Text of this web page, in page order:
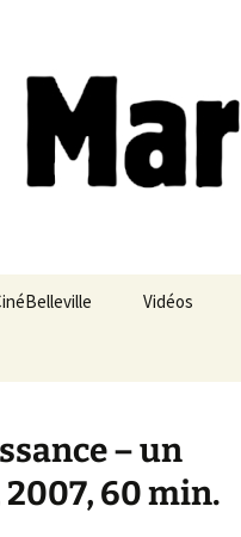
Vidéos
– un
2007, 60 min.